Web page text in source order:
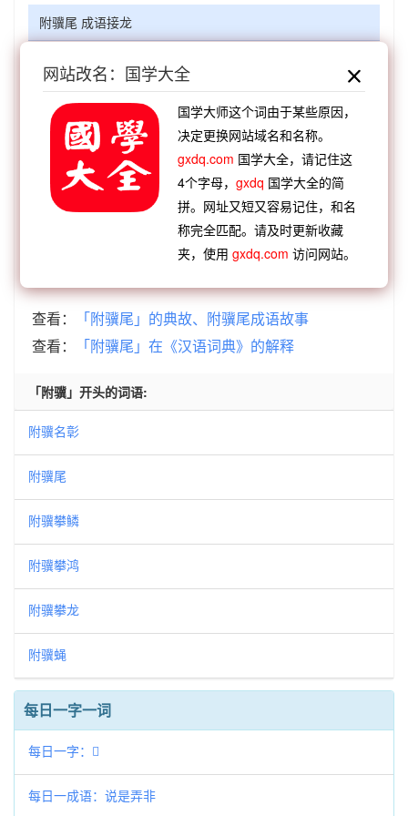
附骥尾 成语接龙
【顺接】：尾大难掉 尾巴难藏
尾大不掉 尾生抱柱 尾生桥下
尾生丧身
【顺接】：
蛇头蝎尾 三梢末尾 畏头畏尾
啖蔗过
道头知尾 有头有尾 畏首畏尾
摇头掉尾
【逆接】： 蝇趋蚁附 蛇盘鬼附 蜂趋蚁附
云集景
形影相附 引律比附
蝇攒蚁附
附骥攀鳞 附下罔上
附扁和
附会穿凿 附木依草 附人骥尾
查看：
「附骥尾」的典故、附骥尾成语故事
查看：
「附骥尾」在《汉语词典》的解释
「附骥」开头的词语:
附骥名彰
附骥尾
附骥攀鳞
附骥攀鸿
附骥攀龙
附骥蝇
每日一字一词
每日一字：𦼮
每日一成语：说是弄非
网站改名：国学大全
国学大师这个词由于某些原因，
决定更换网站域名和名称。
gxdq.com 国学大全，请记住这
4个字母，gxdq 国学大全的简
拼。网址又短又容易记住，和名
称完全匹配。请及时更新收藏
夹，使用gxdq.com 访问网站。